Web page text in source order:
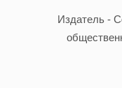
Издатель -